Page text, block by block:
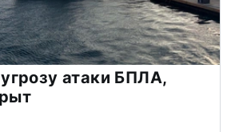
атаки БПЛА,